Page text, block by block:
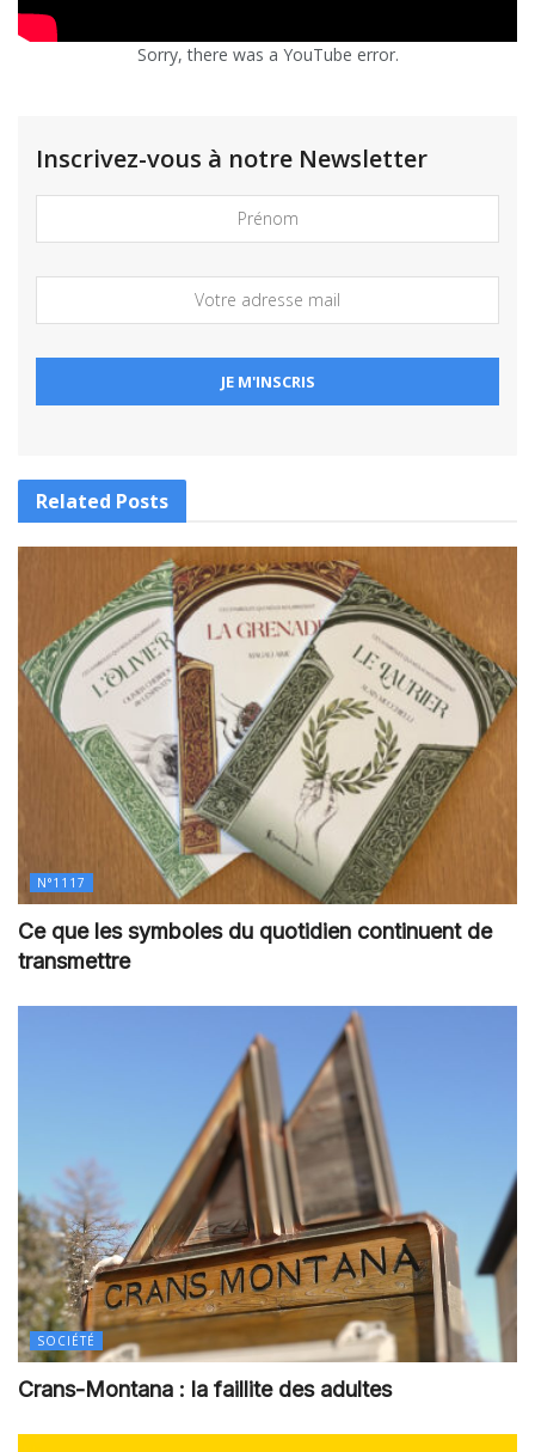
Sorry, there was a YouTube error.
Inscrivez-vous à notre Newsletter
Related Posts
N°1117
Ce que les symboles du quotidien continuent de
transmettre
SOCIÉTÉ
Crans-Montana : la faillite des adultes